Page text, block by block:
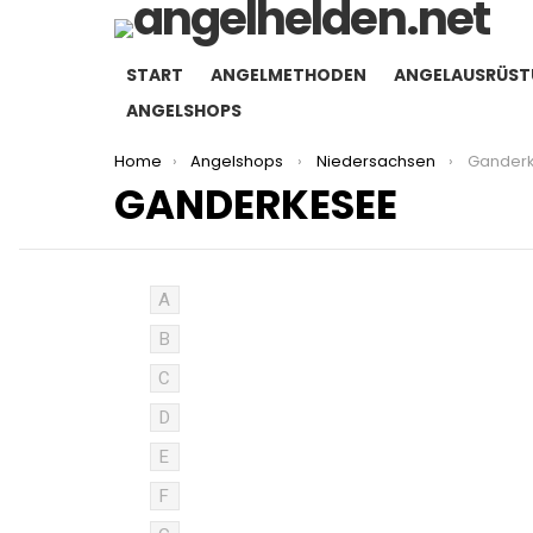
START ANGELMETHODEN
ANGELSHOPS
You are here:
Home Angelshops Niedersachsen
GANDERKESEE
A
B
C
D
E
F